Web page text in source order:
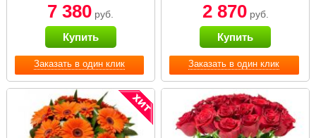
Заказать в один клик
7 380 руб.
Купить
Заказать в один клик
2 870руб.
Купить